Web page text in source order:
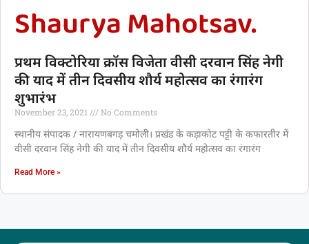
Shaurya Mahotsav.
प्रथम विक्टोरिया क्रॉस विजेता वीसी दरवान सिंह नेगी
की याद में तीन दिवसीय शौर्य महोत्सव का रंगारंग
शुभारंभ
November 23, 2021 No Comments
स्थानीय संपादक / नारायणबगड़ चमोली। प्रखंड के कड़ाकोट पट्टी के कफारतीर में
वीसी दरवान सिंह नेगी की याद में तीन दिवसीय शौर्य महोत्सव का रंगारंग
Read More »